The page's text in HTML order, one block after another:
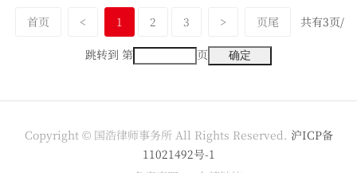
首页 < 1 2 3 > 页尾 共有3页/
跳转到 第 页
Copyright © 国浩律师事务所 All Rights Reserved. 沪ICP备
11021492号-1